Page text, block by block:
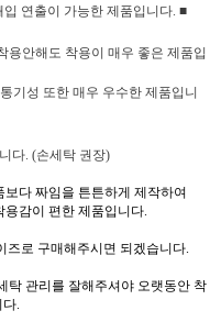
연출이 가능한 제품입니다. ■
용안해도 착용이 매우 좋은 제품입
기성 또한 매우 우수한 제품입니
다. (손세탁 권장)
다 짜임을 튼튼하게 제작하여
감이 편한 제품입니다.
즈로 구매해주시면 되겠습니다.
관리를 잘해주셔야 오랫동안 착
.